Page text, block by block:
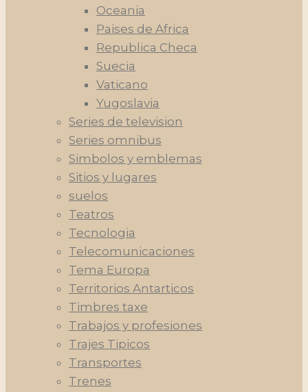
Oceania
Paises de Africa
Republica Checa
Suecia
Vaticano
Yugoslavia
Series de television
Series omnibus
Simbolos y emblemas
Sitios y lugares
suelos
Teatros
Tecnologia
Telecomunicaciones
Tema Europa
Territorios Antarticos
Timbres taxe
Trabajos y profesiones
Trajes Tipicos
Transportes
Trenes